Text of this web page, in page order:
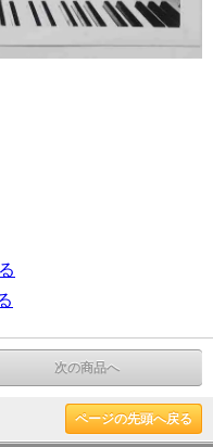
次の商品へ
ページの先頭へ戻る